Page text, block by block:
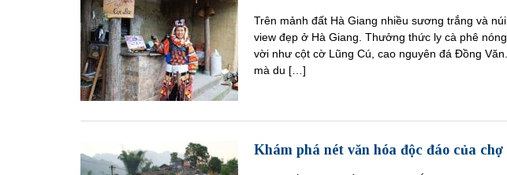
Trên mảnh đất Hà Giang nhiều sương trắng và
view đẹp ở Hà Giang. Thưởng thức ly cà phê
vời như cột cờ Lũng Cú, cao nguyên đá Đồng
mà du […]
Khám phá nét văn hóa độc đáo của